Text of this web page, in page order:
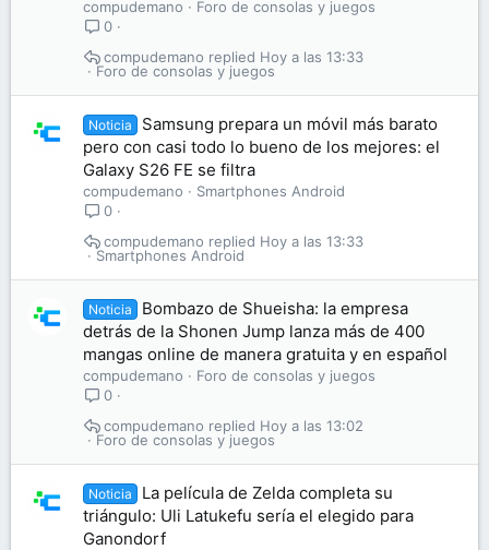
compudemano
Foro de consolas y juegos
0
Foro de consolas y juegos
Hoy a las 13:33
compudemano
Noticia
Samsung prepara un móvil más barato
pero con casi todo lo bueno de los mejores: el
Galaxy S26 FE se filtra
compudemano
Smartphones Android
0
Smartphones Android
Hoy a las 13:33
compudemano
Noticia
Bombazo de Shueisha: la empresa
detrás de la Shonen Jump lanza más de 400
mangas online de manera gratuita y en español
compudemano
Foro de consolas y juegos
0
Foro de consolas y juegos
Hoy a las 13:02
compudemano
Noticia
La película de Zelda completa su
triángulo: Uli Latukefu sería el elegido para
Ganondorf